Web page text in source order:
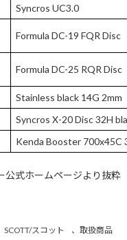
Syncros UC3.0
Formula DC-19 FQR Disc
Formula DC-25 RQR Disc
Stainless black 14G 2mm
Syncros X-20 Disc 32H
Kenda Booster 700x45C
公式ホームページより抜粋
SCOTT/スコット 、 取扱商品